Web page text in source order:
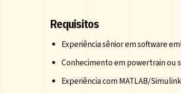
Requisitos
Experiência sênior em software
Conhecimento em powertrain ou
Experiência com MATLAB/